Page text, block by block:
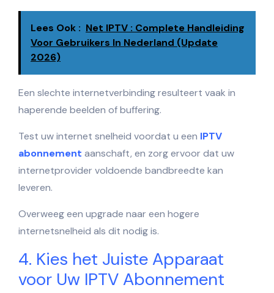
Lees Ook : Net IPTV : Complete Handleiding
Voor Gebruikers In Nederland (Update
2026)
Een slechte internetverbinding resulteert vaak in
haperende beelden of buffering.
Test uw internet snelheid voordat u een IPTV
abonnement aanschaft, en zorg ervoor dat uw
internetprovider voldoende bandbreedte kan
leveren.
Overweeg een upgrade naar een hogere
internetsnelheid als dit nodig is.
4. Kies het Juiste Apparaat
voor Uw IPTV Abonnement